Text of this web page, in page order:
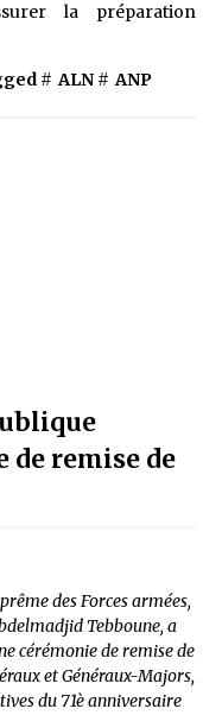
la préparation
# ALN# ANP
de remise de
des Forces armées,
Tebboune, a
cérémonie de remise de
et Généraux-Majors,
du 71è anniversaire